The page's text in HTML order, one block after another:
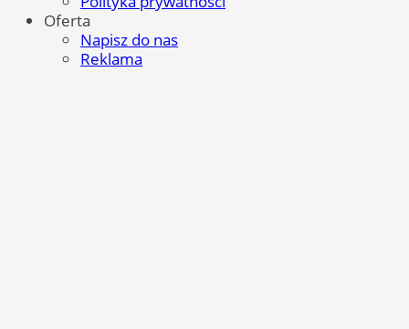
Oferta
Napisz do nas
Reklama